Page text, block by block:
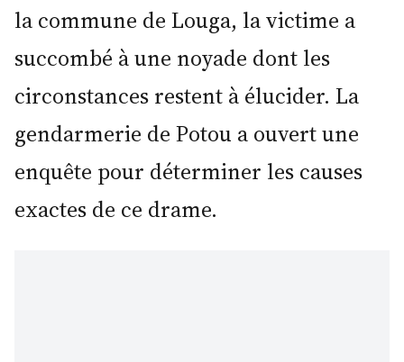
la commune de Louga, la victime a
succombé à une noyade dont les
circonstances restent à élucider. La
gendarmerie de Potou a ouvert une
enquête pour déterminer les causes
exactes de ce drame.